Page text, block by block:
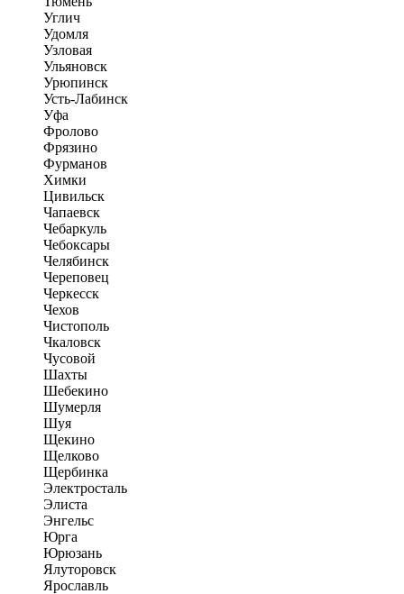
Углич
Удомля
Узловая
Ульяновск
Урюпинск
Усть-Лабинск
Уфа
Фролово
Фрязино
Фурманов
Химки
Цивильск
Чапаевск
Чебаркуль
Чебоксары
Челябинск
Череповец
Черкесск
Чехов
Чистополь
Чкаловск
Чусовой
Шахты
Шебекино
Шумерля
Шуя
Щекино
Щелково
Щербинка
Электросталь
Элиста
Энгельс
Юрга
Юрюзань
Ялуторовск
Ярославль